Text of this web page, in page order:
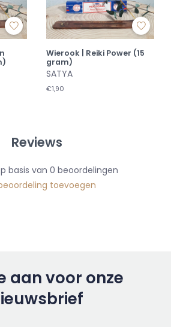
Wierook | Reiki Power (15
gram)
SATYA
€1,90
Reviews
basis van 0 beoordelingen
toevoegen
aan voor onze